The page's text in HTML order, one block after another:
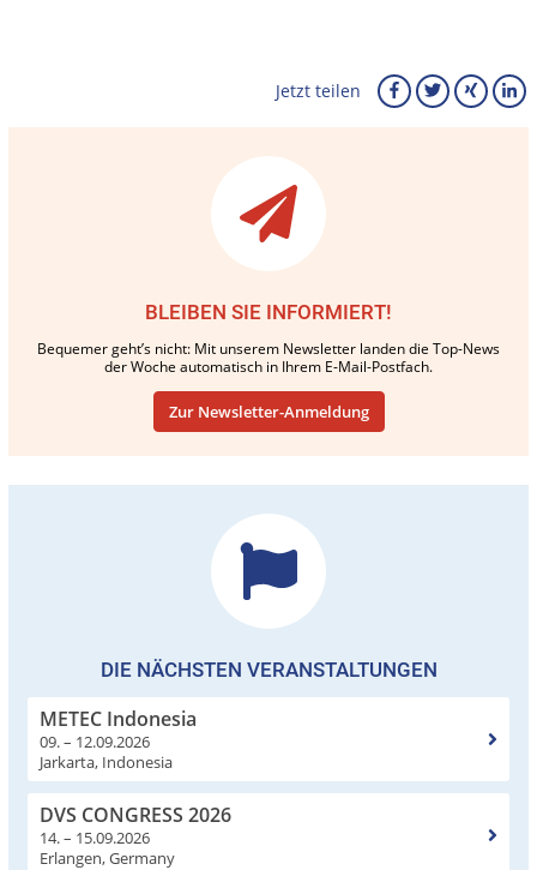
Jetzt teilen
BLEIBEN SIE INFORMIERT!
Bequemer geht’s nicht: Mit unserem Newsletter landen die Top-News
der Woche automatisch in Ihrem E-Mail-Postfach.
Zur Newsletter-Anmeldung
DIE NÄCHSTEN VERANSTALTUNGEN
METEC Indonesia
09. – 12.09.2026
Jarkarta, Indonesia
DVS CONGRESS 2026
14. – 15.09.2026
Erlangen, Germany